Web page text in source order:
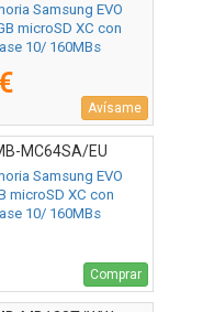
Samsung EVO
microSD XC con
10/ 160MBs
Avísame
MC64SA/EU
Samsung EVO
microSD XC con
10/ 160MBs
Comprar